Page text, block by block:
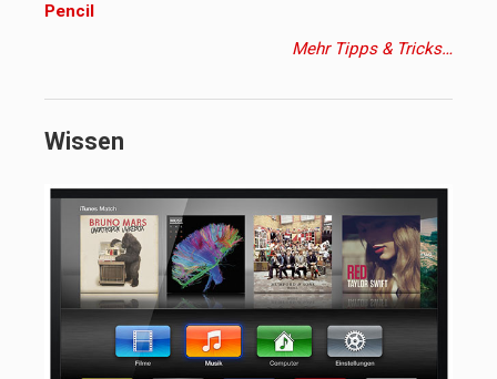
Pencil
Mehr Tipps & Tricks…
Wissen